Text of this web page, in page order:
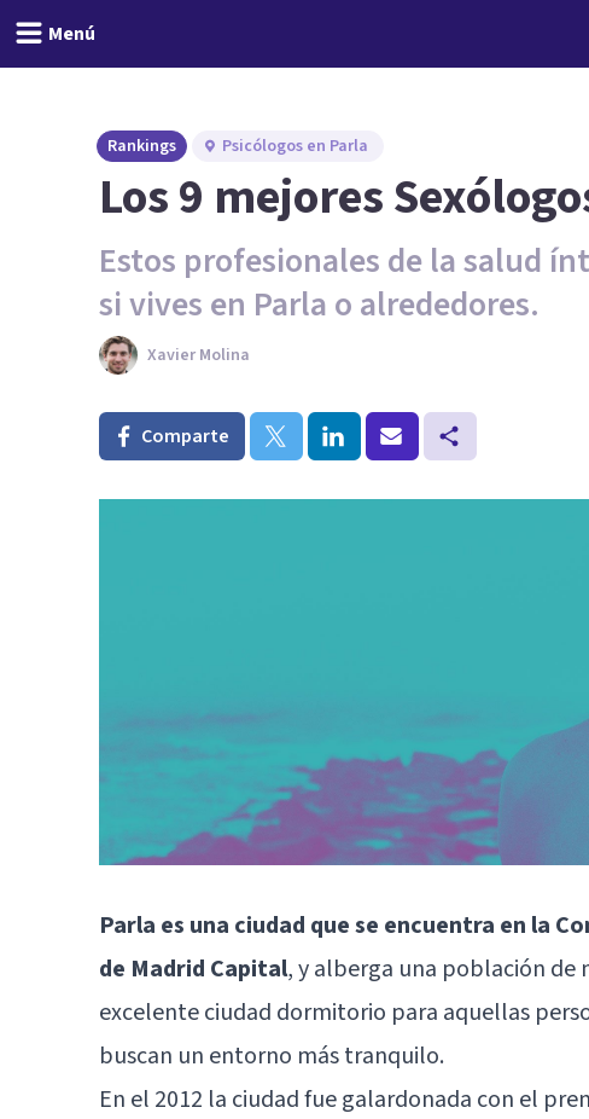
Menú
Rankings Psicólogos en Parla
Los 9 mejores
Estos profesionales de la salud
si vives en Parla o alrededores.
Xavier Molina
Comparte
Parla es una ciudad que se encuentra en la
de Madrid Capital, y alberga una población de
excelente ciudad dormitorio para aquellas
buscan un entorno más tranquilo.
En el 2012 la ciudad fue galardonada con el